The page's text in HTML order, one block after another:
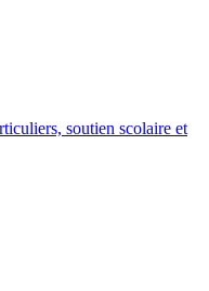
soutien scolaire et